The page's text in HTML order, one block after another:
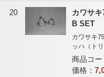
20
カワサ
B SET
カワサキ
ッハ（ト
商品コー
価格：